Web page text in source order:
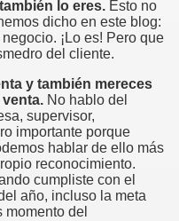
lo eres. Esto no
dicho en este blog:
¡Lo es! Pero que
del cliente.
y también mereces
No hablo del
supervisor,
importante porque
hablar de ello más
reconocimiento.
cumpliste con el
año, incluso la meta
momento del